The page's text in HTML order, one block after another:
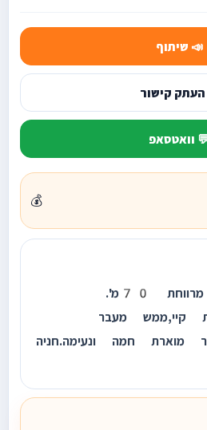
📣 שיתוף
העתק קישור
וואטסאפ
💰
קיי,ממש מעבר
אויר מוארת חמה ונעימה.חניה